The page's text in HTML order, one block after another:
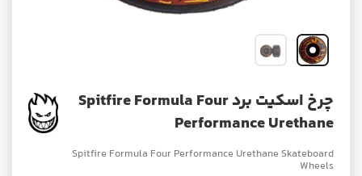
چرخ اسکیت برد Spitfire Formula Four
Performance Urethane
Spitfire Formula Four Performance Urethane Skateboard
Wheels